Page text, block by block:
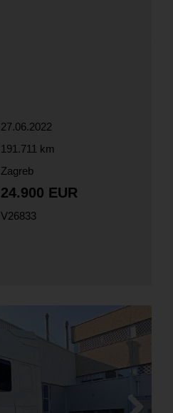
27.06.2022
191.711 km
Zagreb
24.900 EUR
V26833